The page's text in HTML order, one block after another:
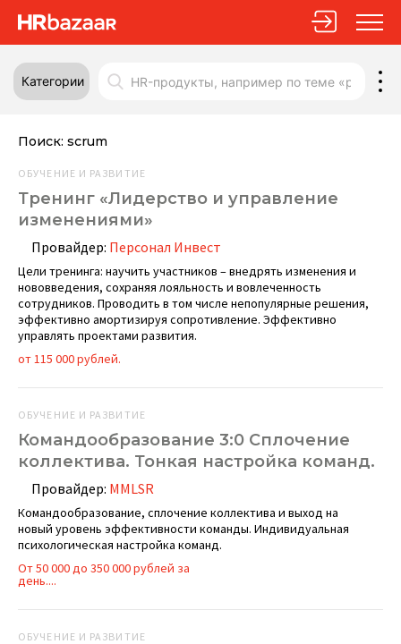
Категории
Поиск: scrum
ОБУЧЕНИЕ И РАЗВИТИЕ
Тренинг «Лидерство и управление
изменениями»
Провайдер: Персонал Инвест
Цели тренинга: научить участников – внедрять изменения и
нововведения, сохраняя лояльность и вовлеченность
сотрудников. Проводить в том числе непопулярные решения,
эффективно амортизируя сопротивление. Эффективно
управлять проектами развития.
от 115 000 рублей.
ОБУЧЕНИЕ И РАЗВИТИЕ
Командообразование 3:0 Сплочение
коллектива. Тонкая настройка команд.
Провайдер: MMLSR
Командообразование, сплочение коллектива и выход на
новый уровень эффективности команды. Индивидуальная
психологическая настройка команд.
От 50 000 до 350 000 рублей за
день....
ОБУЧЕНИЕ И РАЗВИТИЕ